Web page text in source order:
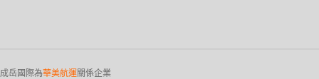
成岳國際為華美航運關係企業